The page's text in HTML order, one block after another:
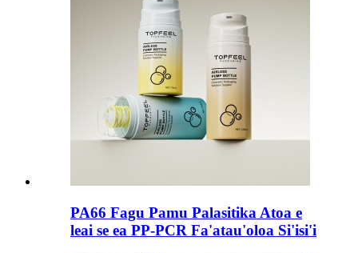
PA66 Fagu Pamu Palasitika Atoa e
leai se ea PP-PCR Fa'atau'oloa Si'isi'i